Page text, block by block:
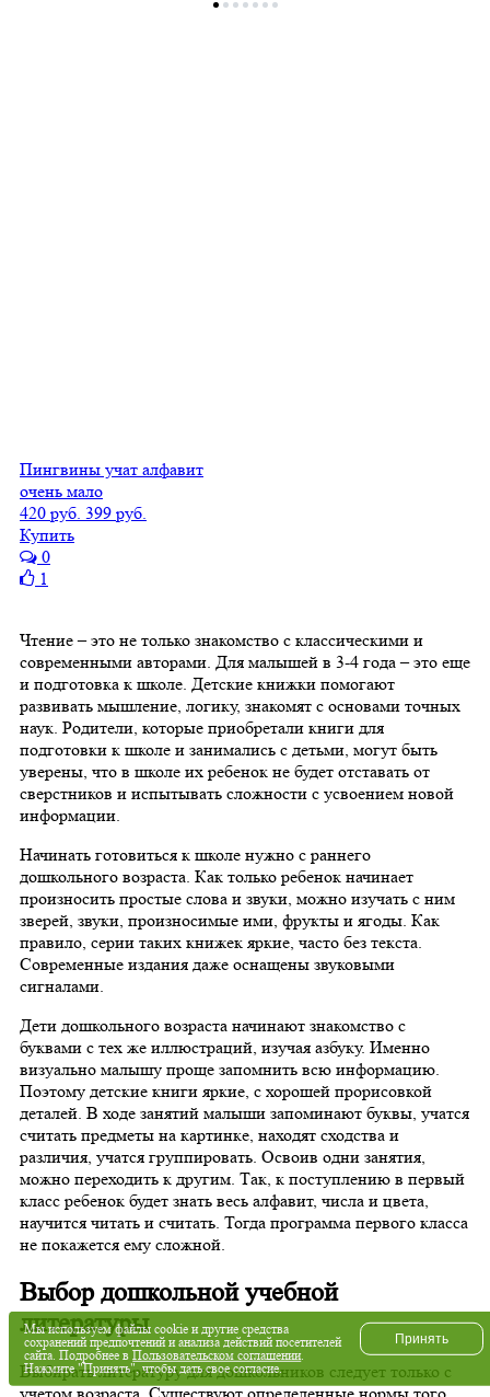
Пингвины учат алфавит
очень мало
420 руб. 399 руб.
Купить
0
1
Чтение – это не только знакомство с классическими и
современными авторами. Для малышей в 3-4 года – это еще
и подготовка к школе. Детские книжки помогают
развивать мышление, логику, знакомят с основами точных
наук. Родители, которые приобретали книги для
подготовки к школе и занимались с детьми, могут быть
уверены, что в школе их ребенок не будет отставать от
сверстников и испытывать сложности с усвоением новой
информации.
Начинать готовиться к школе нужно с раннего
дошкольного возраста. Как только ребенок начинает
произносить простые слова и звуки, можно изучать с ним
зверей, звуки, произносимые ими, фрукты и ягоды. Как
правило, серии таких книжек яркие, часто без текста.
Современные издания даже оснащены звуковыми
сигналами.
Дети дошкольного возраста начинают знакомство с
буквами с тех же иллюстраций, изучая азбуку. Именно
визуально малышу проще запомнить всю информацию.
Поэтому детские книги яркие, с хорошей прорисовкой
деталей. В ходе занятий малыши запоминают буквы, учатся
считать предметы на картинке, находят сходства и
различия, учатся группировать. Освоив одни занятия,
можно переходить к другим. Так, к поступлению в первый
класс ребенок будет знать весь алфавит, числа и цвета,
научится читать и считать. Тогда программа первого класса
не покажется ему сложной.
Выбор дошкольной учебной
литературы
Выбирать литературу для дошкольников следует только с
учетом возраста. Существуют определенные нормы того,
Мы используем файлы cookie и другие средства
сохранений предпочтений и анализа действий посетителей
сайта. Подробнее вПользовательском соглашении.
Нажмите "Принять", чтобы дать свое согласие.
Принять